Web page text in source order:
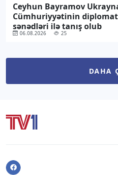
Ceyhun Bayramov
Cümhuriyyətinin
sənədləri ilə tanış olub
06.08.2026 25
DAHA
Facebook